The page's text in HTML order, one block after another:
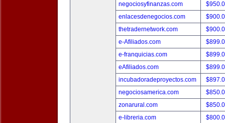
negociosyfinanzas.com
enlacesdenegocios.com
thetradernetwork.com
e-Afiliados.com
e-franquicias.com
eAfiliados.com
incubadoradeproyectos.com
negociosamerica.com
zonarural.com
e-libreria.com